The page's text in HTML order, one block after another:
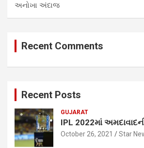
અનોખા અંદાજ
Recent Comments
Recent Posts
GUJARAT
IPL 2022માં
October 26, 2021 Star